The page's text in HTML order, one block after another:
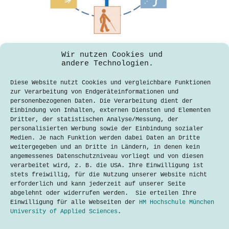
Wir nutzen Cookies und
andere Technologien.
Diese Website nutzt Cookies und vergleichbare Funktionen
zur Verarbeitung von Endgeräteinformationen und
personenbezogenen Daten. Die Verarbeitung dient der
Einbindung von Inhalten, externen Diensten und Elementen
Dritter, der statistischen Analyse/Messung, der
personalisierten Werbung sowie der Einbindung sozialer
Medien. Je nach Funktion werden dabei Daten an Dritte
weitergegeben und an Dritte in Ländern, in denen kein
angemessenes Datenschutzniveau vorliegt und von diesen
verarbeitet wird, z. B. die USA. Ihre Einwilligung ist
stets freiwillig, für die Nutzung unserer Website nicht
erforderlich und kann jederzeit auf unserer Seite
abgelehnt oder widerrufen werden. Sie erteilen Ihre
Einwilligung für alle Webseiten der HM Hochschule München
University of Applied Sciences .
10 Tipps für eine barrierefreie
Website
Ariane Isabelle Schumacher
25. April 2019
Modern ist, wer seine Website
barrierefrei gestaltet. Annett
Farnetani, Expertin für barrierefreie
Medien bei Mindscreen, verrät uns 10
Tipps und Tricks, mit denen auch du
deine Website barrierefrei machst:
Lesen
10
Tipps